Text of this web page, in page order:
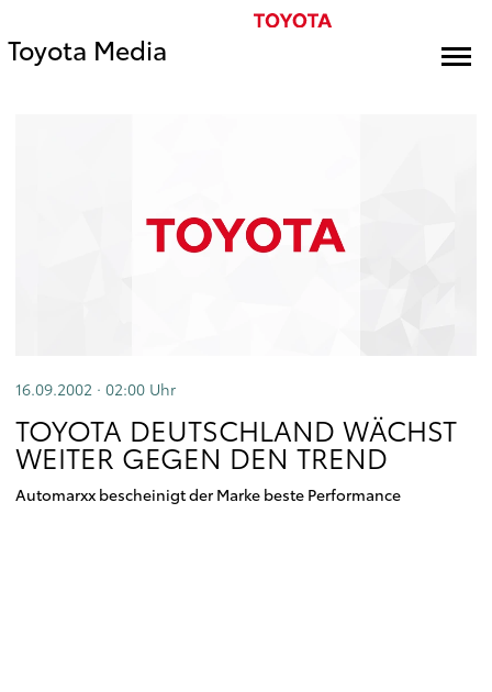
Toyota Media
16.09.2002 · 02:00 Uhr
TOYOTA DEUTSCHLAND WÄCHST
WEITER GEGEN DEN TREND
Automarxx bescheinigt der Marke beste Performance